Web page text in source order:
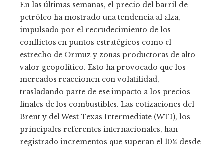
En las últimas semanas, el precio del barril de
petróleo ha mostrado una tendencia al alza,
impulsado por el recrudecimiento de los
conflictos en puntos estratégicos como el
estrecho de Ormuz y zonas productoras de alto
valor geopolítico. Esto ha provocado que los
mercados reaccionen con volatilidad,
trasladando parte de ese impacto a los precios
finales de los combustibles. Las cotizaciones del
Brent y del West Texas Intermediate (WTI), los
principales referentes internacionales, han
registrado incrementos que superan el 10% desde